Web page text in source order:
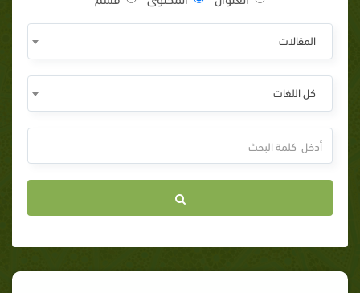
المقالات
كل اللغات